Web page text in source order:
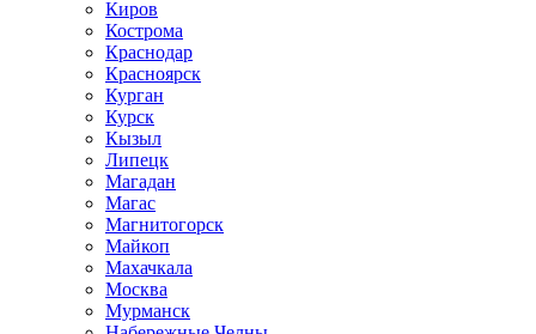
Киров
Кострома
Краснодар
Красноярск
Курган
Курск
Кызыл
Липецк
Магадан
Магас
Магнитогорск
Майкоп
Махачкала
Москва
Мурманск